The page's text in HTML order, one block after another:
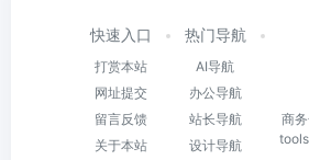
快速入口
打赏本站
网址提交
留言反馈
关于本站
热门导航
AI导航
办公导航
站长导航
设计导航
商